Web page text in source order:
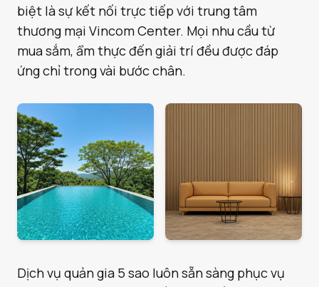
biệt là sự kết nối trực tiếp với trung tâm
thương mại Vincom Center. Mọi nhu cầu từ
mua sắm, ẩm thực đến giải trí đều được đáp
ứng chỉ trong vài bước chân.
Dịch vụ quản gia 5 sao luôn sẵn sàng phục vụ